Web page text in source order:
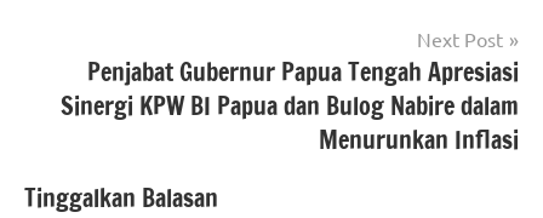
Next Post
Penjabat Gubernur Papua Tengah Apresiasi
Sinergi KPW BI Papua dan Bulog Nabire dalam
Menurunkan Inflasi
Tinggalkan Balasan